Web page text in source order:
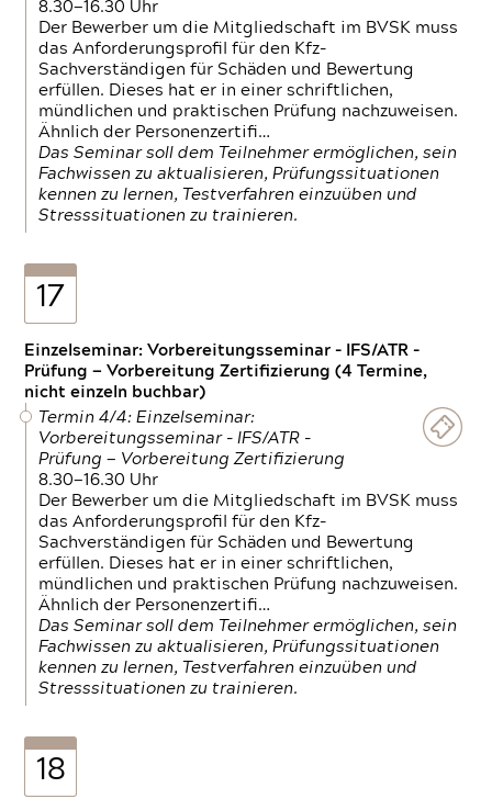
8.30—16.30 Uhr
Der Bewerber um die Mitgliedschaft im BVSK muss
das Anforderungsprofil für den Kfz-
Sachverständigen für Schäden und Bewertung
erfüllen. Dieses hat er in einer schriftlichen,
mündlichen und praktischen Prüfung nachzuweisen.
Ähnlich der Personenzertifi…
Das Seminar soll dem Teilnehmer ermöglichen, sein
Fachwissen zu aktualisieren, Prüfungssituationen
kennen zu lernen, Testverfahren einzuüben und
Stresssituationen zu trainieren.
17
Einzelseminar: Vorbereitungsseminar - IFS/ATR -
Prüfung — Vorbereitung Zertifizierung (4 Termine,
nicht einzeln buchbar)
Termin 4/4: Einzelseminar:
Vorbereitungsseminar - IFS/ATR -
Prüfung — Vorbereitung Zertifizierung
8.30—16.30 Uhr
Der Bewerber um die Mitgliedschaft im BVSK muss
das Anforderungsprofil für den Kfz-
Sachverständigen für Schäden und Bewertung
erfüllen. Dieses hat er in einer schriftlichen,
mündlichen und praktischen Prüfung nachzuweisen.
Ähnlich der Personenzertifi…
Das Seminar soll dem Teilnehmer ermöglichen, sein
Fachwissen zu aktualisieren, Prüfungssituationen
kennen zu lernen, Testverfahren einzuüben und
Stresssituationen zu trainieren.
18